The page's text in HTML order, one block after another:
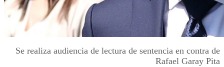
Se realiza audiencia de lectura de sentencia en contra de
Rafael Garay Pita